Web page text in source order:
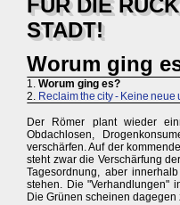
FÜR DIE
STADT!
Worum ging
1. Worum ging es?
2. Reclaim the city - Keine
Der Römer plant wieder
Obdachlosen,
verschärfen. Auf der
steht zwar die Verschärfung
Tagesordnung, aber
stehen. Die "Verhandlungen"
Die Grünen scheinen